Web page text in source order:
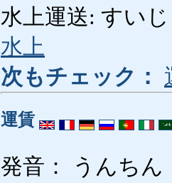
水上運送: すいじ
水上
次もチェック：
運賃
発音： うんちん